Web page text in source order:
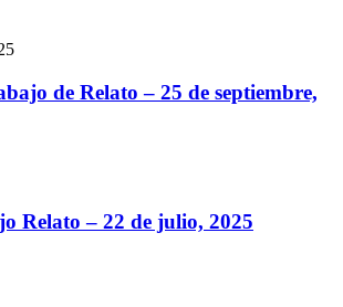
de Relato – 25 de septiembre,
Relato – 22 de julio, 2025